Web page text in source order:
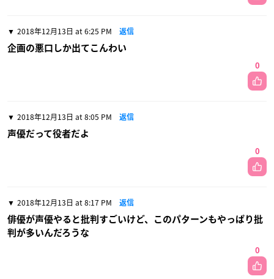
2018年12月13日 at 6:25 PM 返信
企画の悪口しか出てこんわい
0
2018年12月13日 at 8:05 PM 返信
声優だって役者だよ
0
2018年12月13日 at 8:17 PM 返信
俳優が声優やると批判すごいけど、このパターンもやっぱり批
判が多いんだろうな
0